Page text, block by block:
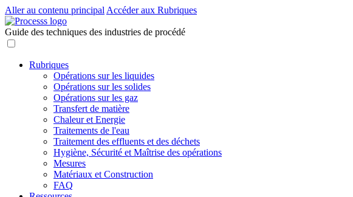
Aller au contenu principal Accéder aux Rubriques
Guide des techniques des industries de procédé
Rubriques
Opérations sur les liquides
Opérations sur les solides
Opérations sur les gaz
Transfert de matière
Chaleur et Energie
Traitements de l'eau
Traitement des effluents et des déchets
Hygiène, Sécurité et Maîtrise des opérations
Mesures
Matériaux et Construction
FAQ